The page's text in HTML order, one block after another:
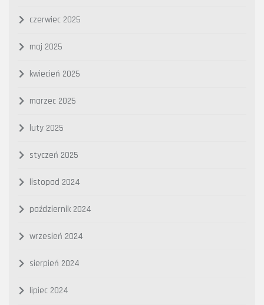
czerwiec 2025
maj 2025
kwiecień 2025
marzec 2025
luty 2025
styczeń 2025
listopad 2024
październik 2024
wrzesień 2024
sierpień 2024
lipiec 2024